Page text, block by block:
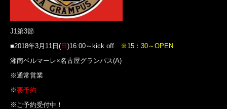
J1第3節
■2018年3月11日(日)16:00～kick off
※15：30～OPEN
湘南ベルマーレ×名古屋グランパス(A)
※通常営業
※要予約
※ご予約受付中！